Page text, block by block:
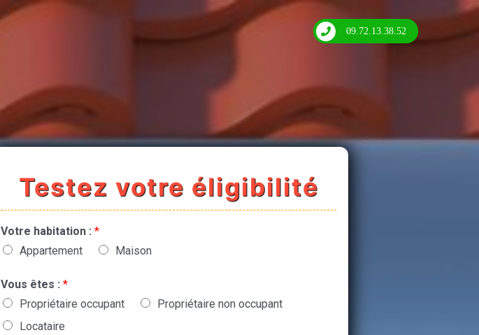
09.72.13.38.52
Testez votre éligibilité
Votre habitation : *
Appartement
Maison
Vous êtes : *
Propriétaire occupant
Propriétaire non occupant
Locataire